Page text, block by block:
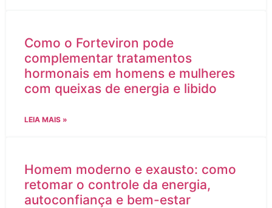
Como o Forteviron pode
complementar tratamentos
hormonais em homens e mulheres
com queixas de energia e libido
LEIA MAIS »
Homem moderno e exausto: como
retomar o controle da energia,
autoconfiança e bem-estar